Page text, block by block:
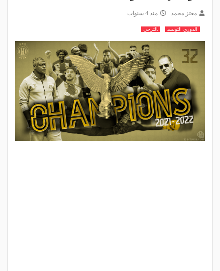
معتز محمد منذ 4 سنوات
الدوري التونسي الترجي